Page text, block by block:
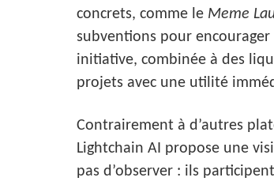
concrets, comme le Meme
subventions pour
initiative, combinée à des
projets avec une utilité
Contrairement à d’autres
Lightchain AI propose une
pas d’observer : ils